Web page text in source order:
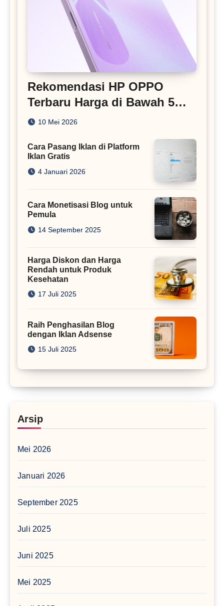
Rekomendasi HP OPPO
Terbaru Harga di Bawah 5
Juta
10 Mei 2026
Cara Pasang Iklan di Platform
Iklan Gratis
4 Januari 2026
Cara Monetisasi Blog untuk
Pemula
14 September 2025
Harga Diskon dan Harga
Rendah untuk Produk
Kesehatan
17 Juli 2025
Raih Penghasilan Blog
dengan Iklan Adsense
15 Juli 2025
Arsip
Mei 2026
Januari 2026
September 2025
Juli 2025
Juni 2025
Mei 2025